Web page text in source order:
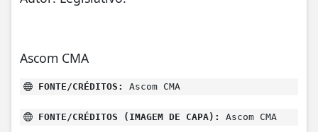
Ascom CMA
FONTE/CRÉDITOS: Ascom CMA
FONTE/CRÉDITOS (IMAGEM DE CAPA): Ascom CMA